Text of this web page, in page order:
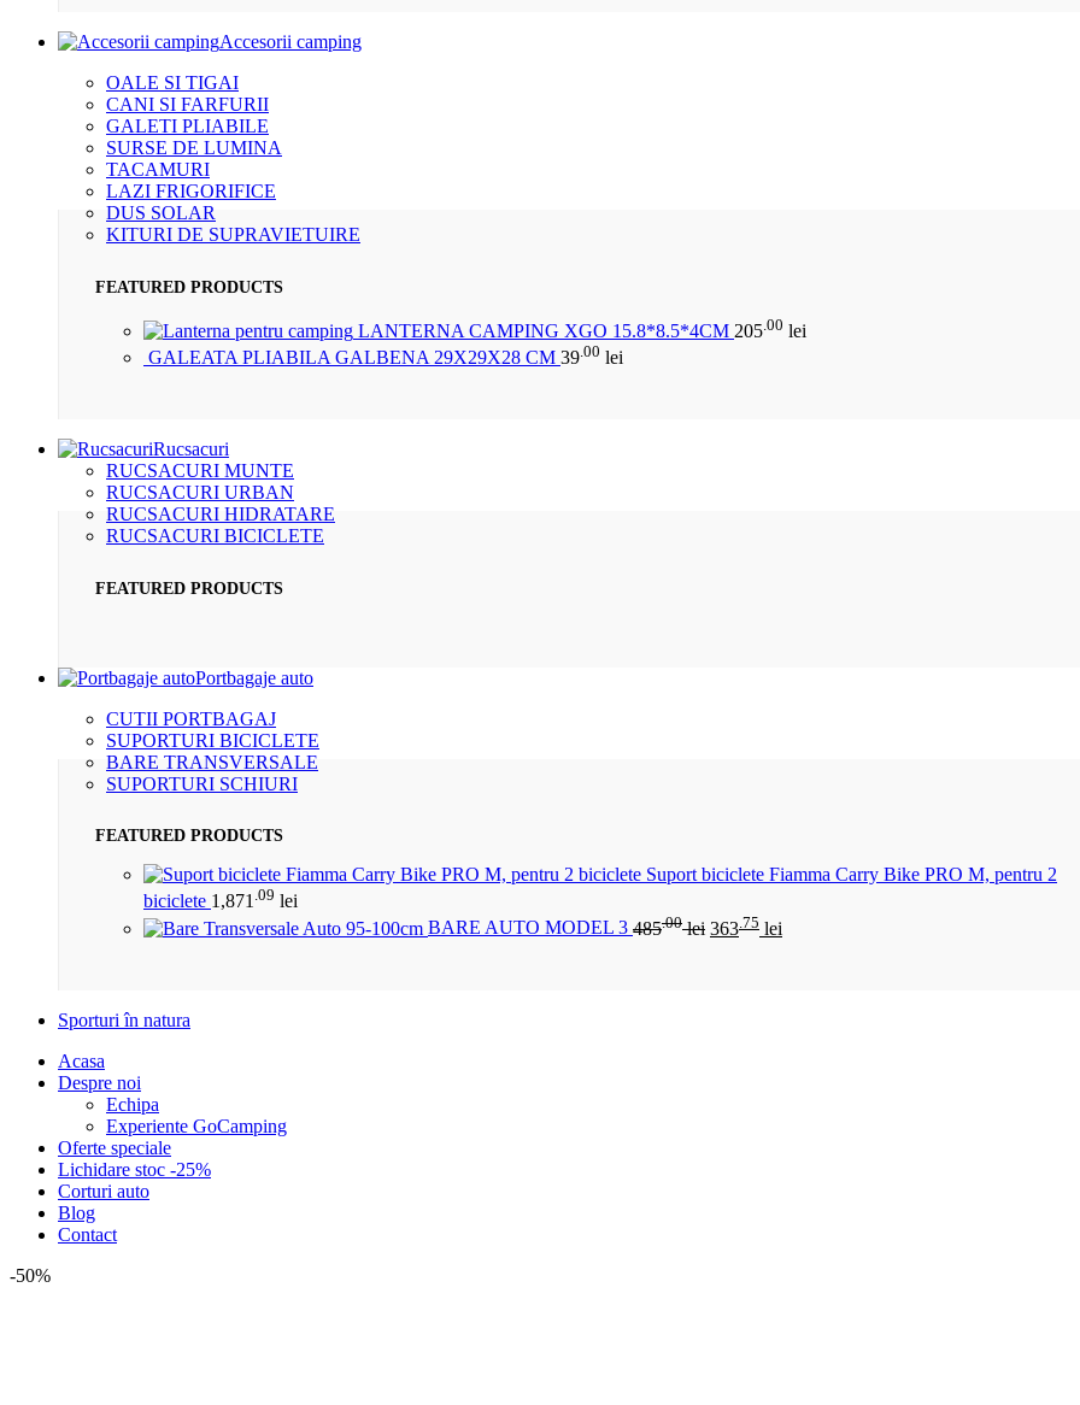
Accesorii camping
OALE SI TIGAI
CANI SI FARFURII
GALETI PLIABILE
SURSE DE LUMINA
TACAMURI
LAZI FRIGORIFICE
DUS SOLAR
KITURI DE SUPRAVIETUIRE
FEATURED PRODUCTS
LANTERNA CAMPING XGO 15.8*8.5*4CM 205 .00 lei
GALEATA PLIABILA GALBENA 29X29X28 CM 39 .00 lei
Rucsacuri
RUCSACURI MUNTE
RUCSACURI URBAN
RUCSACURI HIDRATARE
RUCSACURI BICICLETE
FEATURED PRODUCTS
Portbagaje auto
CUTII PORTBAGAJ
SUPORTURI BICICLETE
BARE TRANSVERSALE
SUPORTURI SCHIURI
FEATURED PRODUCTS
Suport biciclete Fiamma Carry Bike PRO M, pentru 2
biciclete 1,871 .09 lei
BARE AUTO MODEL 3 485.00 lei 363 .75 lei
Sporturi în natura
Acasa
Despre noi
Echipa
Experiente GoCamping
Oferte speciale
Lichidare stoc -25%
Corturi auto
Blog
Contact
-50%